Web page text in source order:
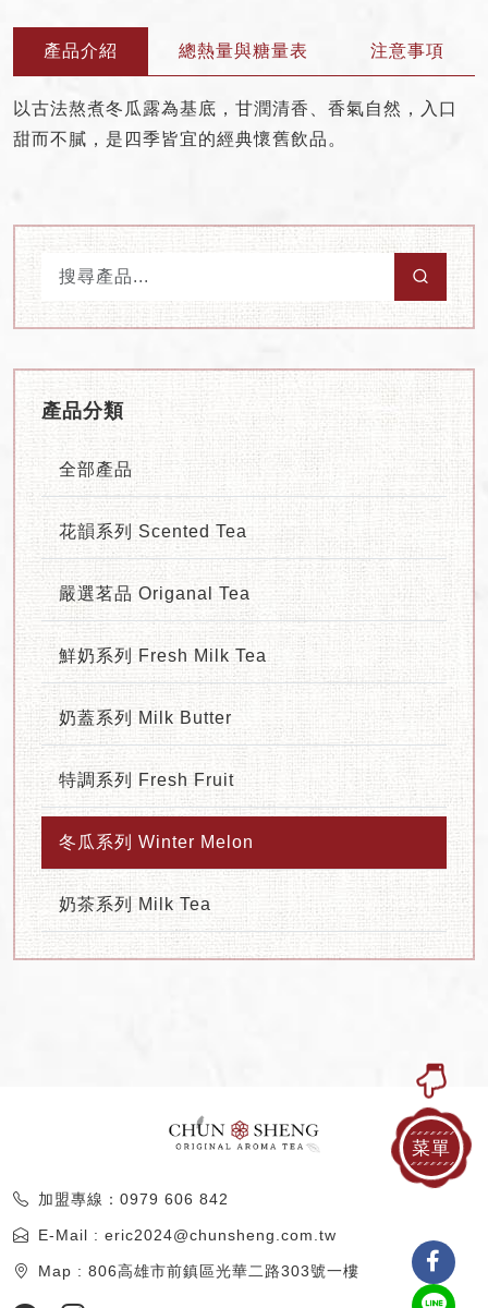
產品分類
全部產品
花韻系列 Scented Tea
嚴選茗品 Origanal Tea
鮮奶系列 Fresh Milk Tea
奶蓋系列 Milk Butter
特調系列 Fresh Fruit
冬瓜系列 Winter Melon
奶茶系列 Milk Tea
產品介紹 總熱量與糖量表 注意事項
以古法熬煮冬瓜露為基底，甘潤清香、香氣自然，入口
甜而不膩，是四季皆宜的經典懷舊飲品。
加盟專線：0979 606 842
E-Mail : eric2024@chunsheng.com.tw
Map : 806高雄市前鎮區光華二路303號一樓
菜單